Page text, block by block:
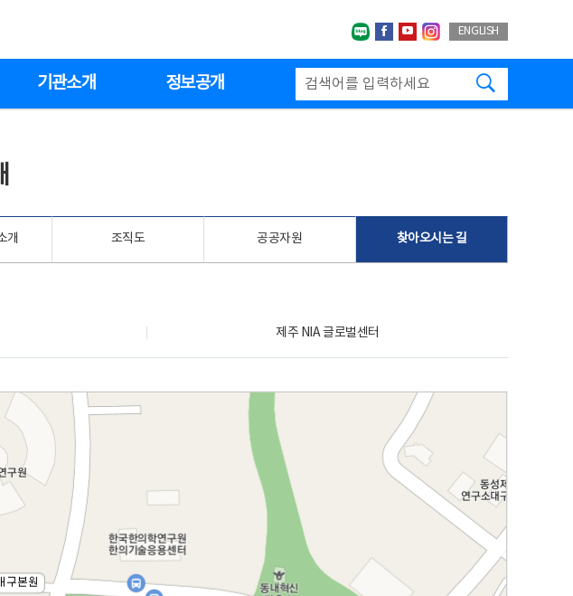
네이버블로그
페이스북
유투브인스타그랩
ENGLISH
기관소개 정보공개
개 조직도 공공자원 찾아오시는 길
제주 NIA 글로벌센터